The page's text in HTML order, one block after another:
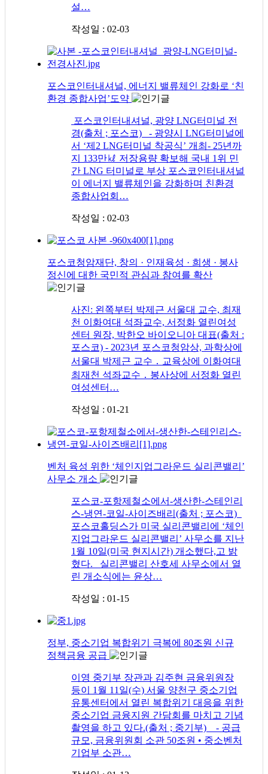
설…
작성일 : 02-03
포스코인터내셔널, 에너지 밸류체인 강화로 ‘친
환경 종합사업’도약
포스코인터내셔널, 광양 LNG터미널 전
경(출처 ; 포스코) - 광양시 LNG터미널에
서 ‘제2 LNG터미널 착공식’ 개최- 25년까
지 133만㎘ 저장용량 확보해 국내 1위 민
간 LNG 터미널로 부상 포스코인터내셔널
이 에너지 밸류체인을 강화하며 친환경
종합사업회…
작성일 : 02-03
포스코청암재단, 창의 · 인재육성 · 희생 · 봉사
정신에 대한 국민적 관심과 참여를 확산
사진: 왼쪽부터 박제근 서울대 교수, 최재
천 이화여대 석좌교수, 서정화 열린여성
센터 원장, 박한오 바이오니아 대표(출처 :
포스코) - 2023년 포스코청암상, 과학상에
서울대 박제근 교수 ․ 교육상에 이화여대
최재천 석좌교수 ․ 봉사상에 서정화 열린
여성센터…
작성일 : 01-21
벤처 육성 위한 ‘체인지업그라운드 실리콘밸리’
사무소 개소
포스코-포항제철소에서-생산한-스테인리
스-냉연-코일-사이즈배리(출처 ; 포스코)
포스코홀딩스가 미국 실리콘밸리에 ‘체인
지업그라운드 실리콘밸리’ 사무소를 지난
1월 10일(미국 현지시간) 개소했다,고 밝
혔다. 실리콘밸리 산호세 사무소에서 열
린 개소식에는 윤상…
작성일 : 01-15
정부, 중소기업 복합위기 극복에 80조원 신규
정책금융 공급
이영 중기부 장관과 김주현 금융위원장
등이 1월 11일(수) 서울 양천구 중소기업
유통센터에서 열린 복합위기 대응을 위한
중소기업 금융지원 간담회를 마치고 기념
촬영을 하고 있다.(출처 ; 중기부) - 공급
규모, 금융위원회 소관 50조원 • 중소벤처
기업부 소관…